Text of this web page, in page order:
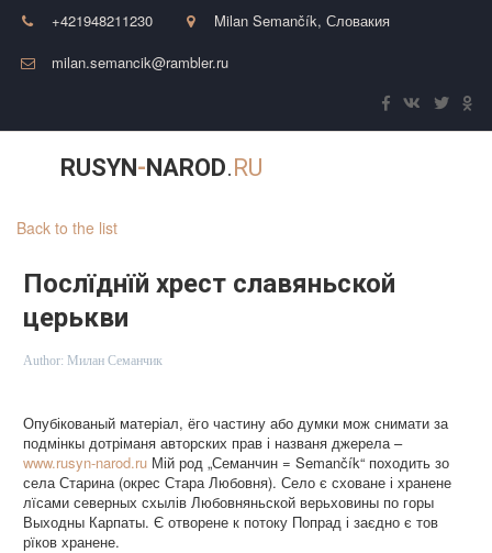
+421948211230 Milan Semančík, Словакия
milan.semancik@rambler.ru
RUSYN-NAROD.RU
Back to the list
Послїднїй хрест славяньской
церькви
Author: Милан Семанчик
Опубікованый матеріал, ёго частину або думки мож снимати за
подмінкы дотріманя авторских прав і названя джерела –
www.rusyn-narod.ru Мій род „Семанчин = Semančík“ походить зо
села Старина (окрес Стара Любовня). Село є сховане і хранене
лїсами северных схылів Любовняньской верьховины по горы
Выходны Карпаты. Є отворене к потоку Попрад і заєдно є тов
рїков хранене.